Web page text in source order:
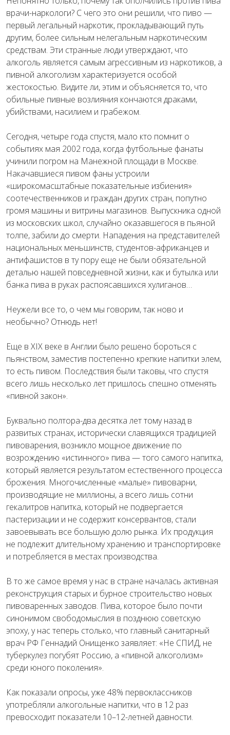
врачи-наркологи? С чего это они решили, что пиво —
первый легальный наркотик, прокладывающий путь
другим, более сильным нелегальным наркотическим
средствам. Эти странные люди утверждают, что
алкоголь является самым агрессивным из наркотиков, а
пивной алкоголизм характеризуется особой
жестокостью. Видите ли, этим и объясняется то, что
обильные пивные возлияния кончаются драками,
убийствами, насилием и грабежом.
Сегодня, четыре года спустя, мало кто помнит о
событиях мая 2002 года, когда футбольные фанаты
учинили погром на Манежной площади в Москве.
Накачавшиеся пивом фаны устроили
«широкомасштабные показательные избиения»
соотечественников и граждан других стран, попутно
громя машины и витрины магазинов. Выпускника одной
из московских школ, случайно оказавшегося в пьяной
толпе, забили до смерти. Нападения на представителей
национальных меньшинств, студентов-африканцев и
антифашистов в ту пору еще не были обязательной
деталью нашей повседневной жизни, как и бутылка или
банка пива в руках распоясавшихся хулиганов…
Неужели все то, о чем мы говорим, так ново и
необычно? Отнюдь нет!
Еще в XIX веке в Англии было решено бороться с
пьянством, заместив постепенно крепкие напитки элем,
то есть пивом. Последствия были таковы, что спустя
всего лишь несколько лет пришлось спешно отменять
«пивной закон».
Буквально полтора-два десятка лет тому назад в
развитых странах, исторически славящихся традицией
пивоварения, возникло мощное движение по
возрождению «истинного» пива — того самого напитка,
который является результатом естественного процесса
брожения. Многочисленные «малые» пивоварни,
производящие не миллионы, а всего лишь сотни
гекалитров напитка, который не подвергается
пастеризации и не содержит консервантов, стали
завоевывать все большую долю рынка. Их продукция
не подлежит длительному хранению и транспортировке
и потребляется в местах производства.
В то же самое время у нас в стране началась активная
реконструкция старых и бурное строительство новых
пивоваренных заводов. Пива, которое было почти
синонимом свободомыслия в позднюю советскую
эпоху, у нас теперь столько, что главный санитарный
врач РФ Геннадий Онищенко заявляет: «Не СПИД, не
туберкулез погубят Россию, а «пивной алкоголизм»
среди юного поколения».
Как показали опросы, уже 48% первоклассников
употребляли алкогольные напитки, что в 12 раз
превосходит показатели 10–12-летней давности.